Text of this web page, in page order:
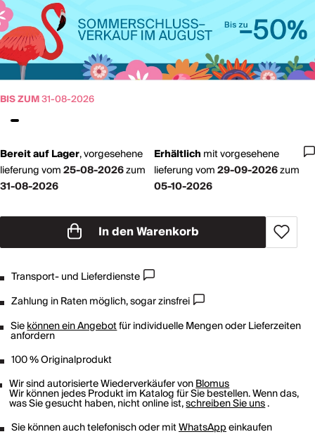
BIS ZUM31-08-2026
Bereit auf Lager,vorgesehene
lieferung vom25-08-2026zum
31-08-2026
Erhältlich mitvorgesehene
lieferung vom29-09-2026zum
05-10-2026
In den Warenkorb
Transport- und Lieferdienste
Zahlung in Raten möglich, sogar zinsfrei
Siekönnen ein Angebotfür individuelle Mengen oder Lieferzeiten
anfordern
100 % Originalprodukt
Wir sind autorisierte Wiederverkäufer vonBlomus
Wir können jedes Produkt im Katalog für Sie bestellen. Wenn das,
was Sie gesucht haben, nicht online ist,schreiben Sie uns.
Sie können auch telefonisch oder mitWhatsAppeinkaufen